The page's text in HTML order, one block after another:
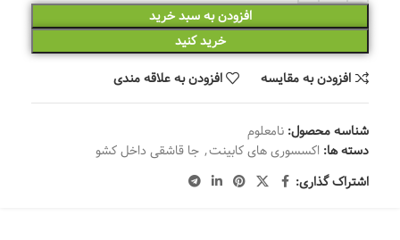
افزودن به سبد خرید
خرید کنید
افزودن به مقایسه
افزودن به علاقه مندی
شناسه محصول: نامعلوم
دسته ها: اکسسوری های کابینت, جا قاشقی داخل کشو
اشتراک گذاری: